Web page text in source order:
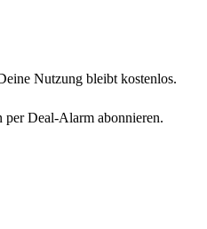
Nutzung bleibt kostenlos.
per Deal-Alarm abonnieren.